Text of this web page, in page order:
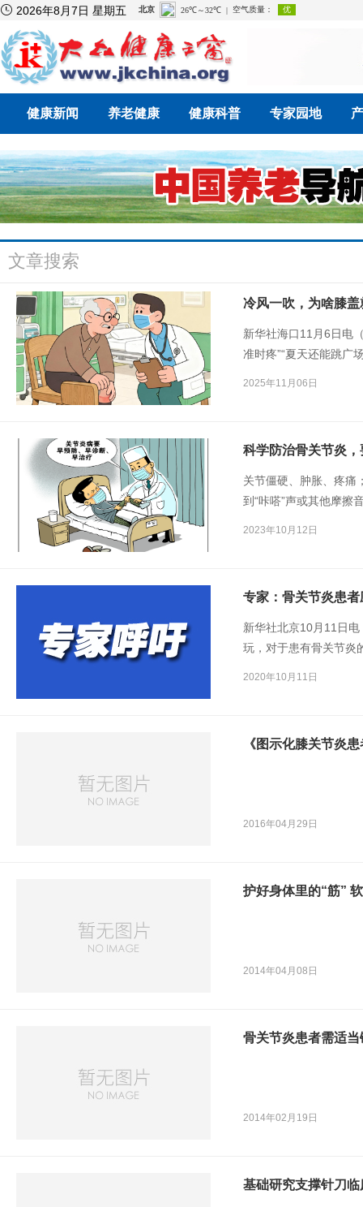
 2026年8月7日 星期五
健康新闻 养老健康 健康科普 专家园地
文章搜索
冷风一吹，为啥膝盖
新华社海口11月6日电
准时疼”“夏天还能跳
2025年11月06日
科学防治骨关节炎
关节僵硬、肿胀、疼痛
到“咔嗒”声或其他摩
2023年10月12日
专家：骨关节炎患
新华社北京10月11日
玩，对于患有骨关节炎
2020年10月11日
《图示化膝关节炎
2016年04月29日
护好身体里的“筋”
2014年04月08日
骨关节炎患者需适
2014年02月19日
基础研究支撑针刀临